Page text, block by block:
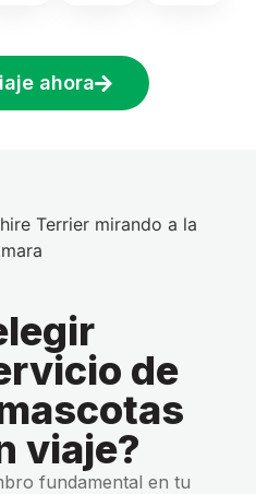
ahora
de
viaje?
fundamental en tu